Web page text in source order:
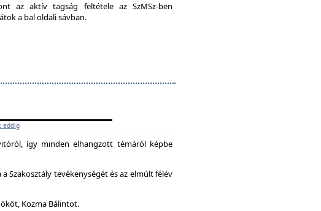
az aktív tagság feltétele az SzMSz-ben
a bal oldali sávban.
eddig
így minden elhangzott témáról képbe
Szakosztály tevékenységét és az elmúlt félév
Kozma Bálintot.